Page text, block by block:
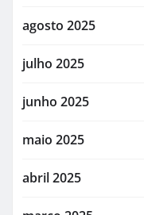
agosto 2025
julho 2025
junho 2025
maio 2025
abril 2025